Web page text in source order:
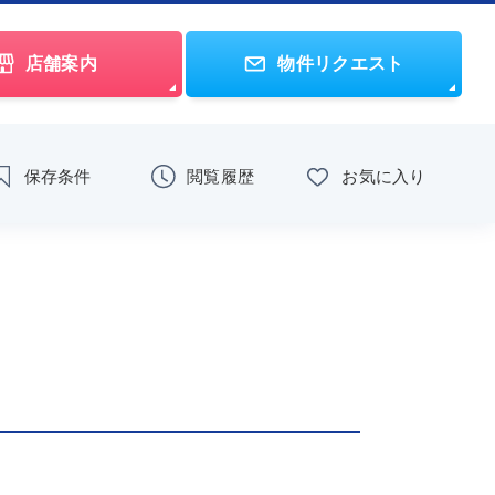
店舗案内 物件リクエスト
保存条件 閲覧履歴 お気に入り